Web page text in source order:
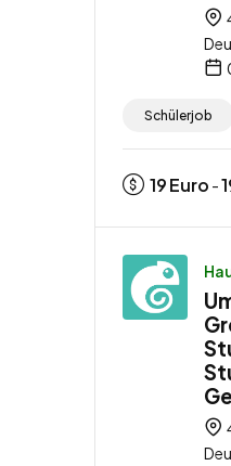
Schülerjob
19Euro -